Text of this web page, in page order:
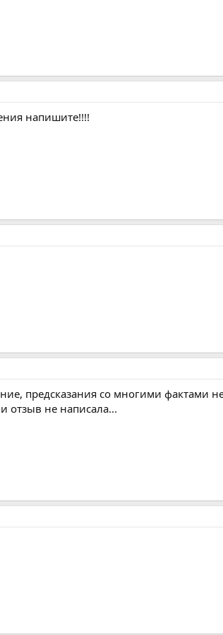
напишите!!!!
предсказания со многими фактами
отзыв не написала...